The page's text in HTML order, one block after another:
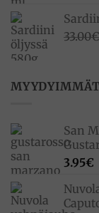
33.00€
MYYDYIMMÄT
San
3.95€